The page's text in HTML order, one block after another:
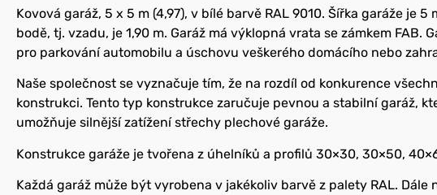
Kovová garáž, 5 x 5 m (4,97), v bílé barvě RAL 9010. Šířka garáže je
bodě, tj. vzadu, je 1,90 m. Garáž má výklopná vrata se zámkem
pro parkování automobilu a úschovu veškerého domácího nebo
Naše společnost se vyznačuje tím, že na rozdíl od konkurence
konstrukci. Tento typ konstrukce zaručuje pevnou a stabilní garáž,
umožňuje silnější zatížení střechy plechové garáže.
Konstrukce garáže je tvořena z úhelníků a profilů 30×30, 30×50,
Každá garáž může být vyrobena v jakékoliv barvě z palety RAL.